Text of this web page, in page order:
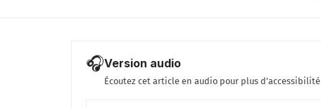
🎧Version audio
Écoutez cet article en audio pour plus d'accessibilité